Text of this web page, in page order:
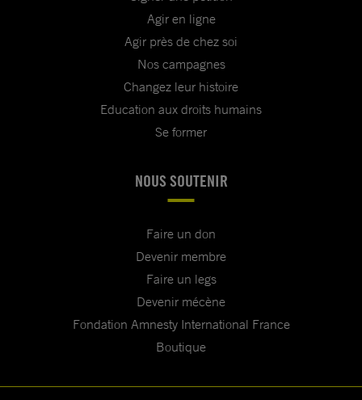
Agir en ligne
Agir près de chez soi
Nos campagnes
Changez leur histoire
Education aux droits humains
Se former
NOUS SOUTENIR
Faire un don
Devenir membre
Faire un legs
Devenir mécène
Fondation Amnesty International France
Boutique